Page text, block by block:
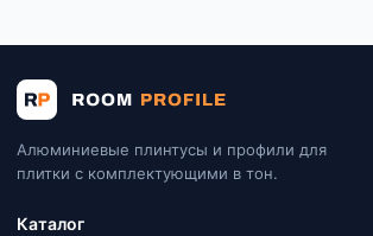
Алюминиевые плинтусы и профили для
плитки с комплектующими в тон.
Каталог